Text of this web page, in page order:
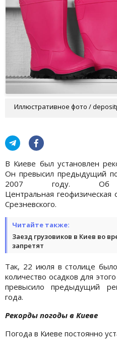
Иллюстративное фото /
В Киеве был установлен
Он превысил предыдущий
2007 году. Об
Центральная
Срезневского.
Читайте также:
Заезд грузовиков в Киев во
запретят
Так, 22 июля в столице
количество осадков для
превысило предыдущий
года.
Рекорды погоды в Киеве
Погода в Киеве постоянно